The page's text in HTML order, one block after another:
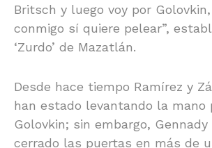
Britsch y luego voy por
conmigo sí quiere pelear”,
‘Zurdo’ de Mazatlán.
Desde hace tiempo Ramírez y
han estado levantando la mano
Golovkin; sin embargo,
cerrado las puertas en más de